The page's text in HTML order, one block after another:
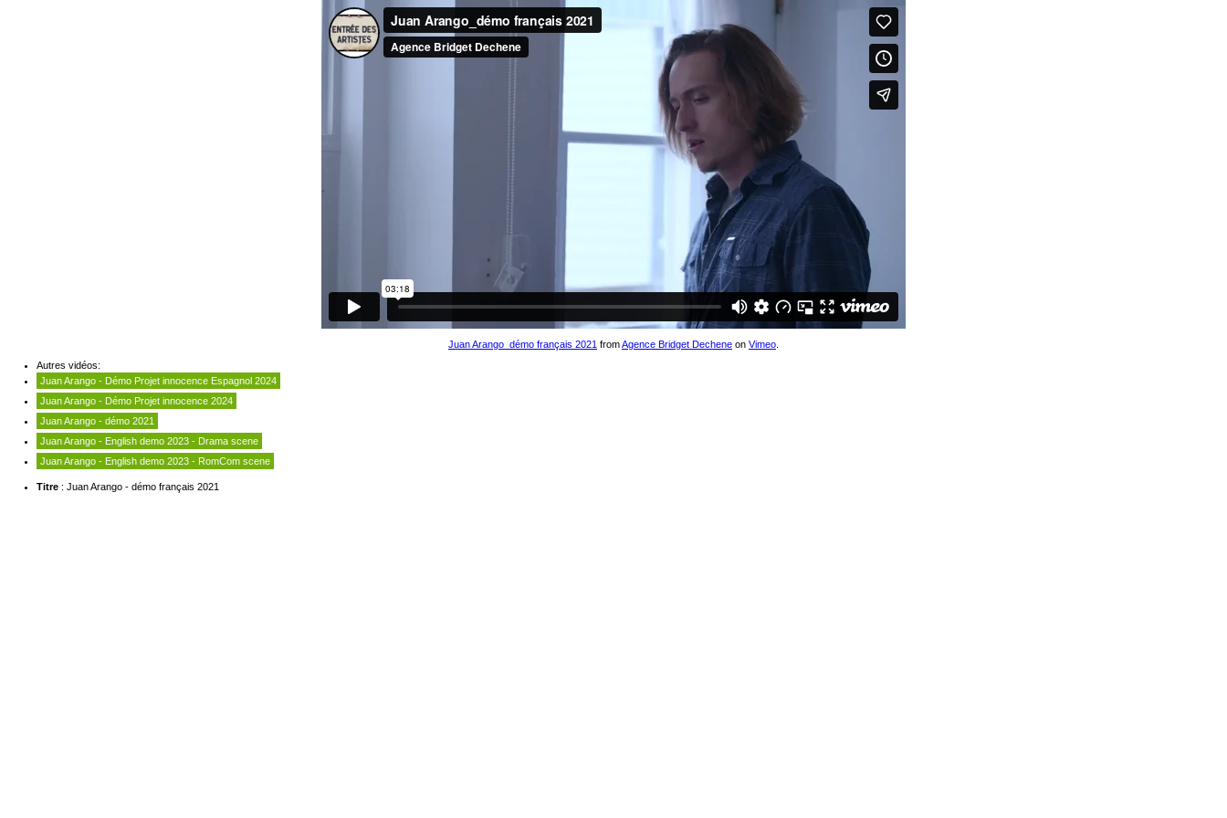
Juan Arango_démo français 2021 fromAgence Bridget Dechene on Vimeo
Autres vidéos:
Juan Arango - Démo Projet innocence Espagnol 2024
Juan Arango - Démo Projet innocence 2024
Juan Arango - démo 2021
Juan Arango - English demo 2023 - Drama scene
Juan Arango - English demo 2023 - RomCom scene
Titre : Juan Arango - démo français 2021